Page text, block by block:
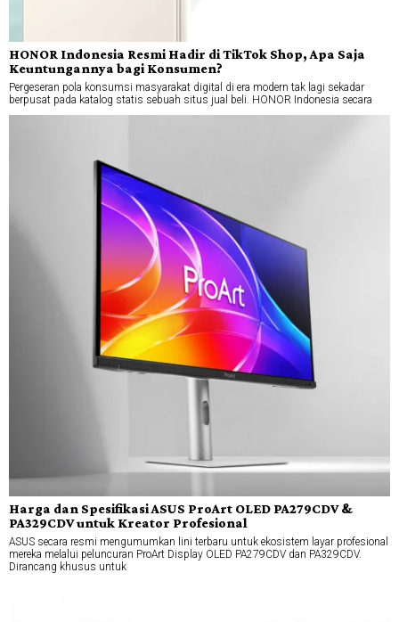
HONOR Indonesia Resmi Hadir di TikTok Shop, Apa Saja
Keuntungannya bagi Konsumen?
Pergeseran pola konsumsi masyarakat digital di era modern tak lagi sekadar
berpusat pada katalog statis sebuah situs jual beli. HONOR Indonesia secara
Harga dan Spesifikasi ASUS ProArt OLED PA279CDV &
PA329CDV untuk Kreator Profesional
ASUS secara resmi mengumumkan lini terbaru untuk ekosistem layar profesional
mereka melalui peluncuran ProArt Display OLED PA279CDV dan PA329CDV.
Dirancang khusus untuk